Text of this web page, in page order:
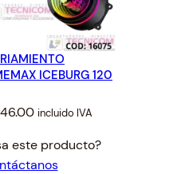
ICEBURG 120
46.00Current
is:
incluido IVA
este producto?